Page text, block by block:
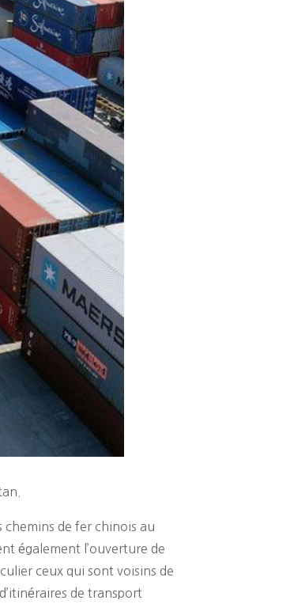
chemins de fer chinois au
également l’ouverture de
ceux qui sont voisins de
de transport